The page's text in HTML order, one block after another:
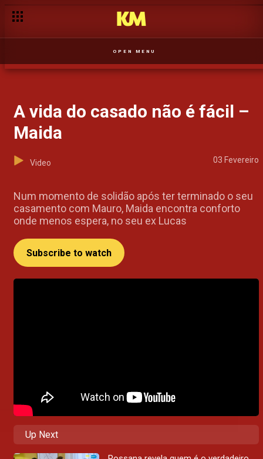
OPEN MENU
A vida do casado não é fácil –
Maida
Video 03 Fevereiro
Num momento de solidão após ter terminado o seu
casamento com Mauro, Maida encontra conforto
onde menos espera, no seu ex Lucas
Subscribe to watch
Up Next
O pacto de Keza com o diabo – Hotel Palanca